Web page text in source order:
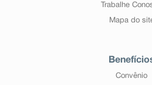
Trabalhe
Mapa do
Convênio